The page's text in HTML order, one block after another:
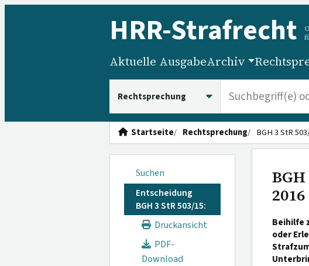
HRR-Strafrecht
Aktuelle AusgabeArchiv
Startseite Rechtsprechung BGH 3 StR
Suchen
Entscheidung
BGH 3 StR 503/15:
Druckansicht
PDF-
Download
Beihilfe
oder